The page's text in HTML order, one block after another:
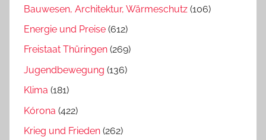
Bauwesen, Architektur, Wärmeschutz (106)
Energie und Preise (612)
Freistaat Thüringen (269)
Jugendbewegung (136)
Klima (181)
Kórona (422)
Krieg und Frieden (262)